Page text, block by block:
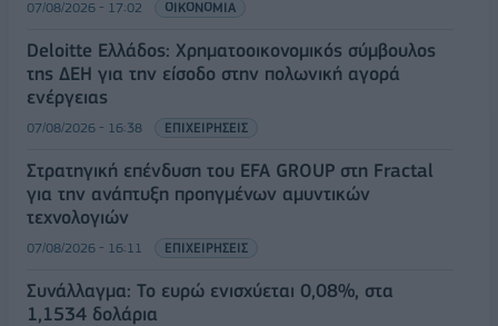
07/08/2026 - 17:02 ΟΙΚΟΝΟΜΙΑ
Deloitte Ελλάδος: Χρηματοοικονομικός σύμβουλος
της ΔΕΗ για την είσοδο στην πολωνική αγορά
ενέργειας
07/08/2026 - 16:38 ΕΠΙΧΕΙΡΗΣΕΙΣ
Στρατηγική επένδυση του EFA GROUP στη Fractal
για την ανάπτυξη προηγμένων αμυντικών
τεχνολογιών
07/08/2026 - 16:11 ΕΠΙΧΕΙΡΗΣΕΙΣ
Συνάλλαγμα: Το ευρώ ενισχύεται 0,08%, στα
1,1534 δολάρια